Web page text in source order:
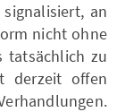
an
nicht ohne
tatsächlich zu
derzeit offen